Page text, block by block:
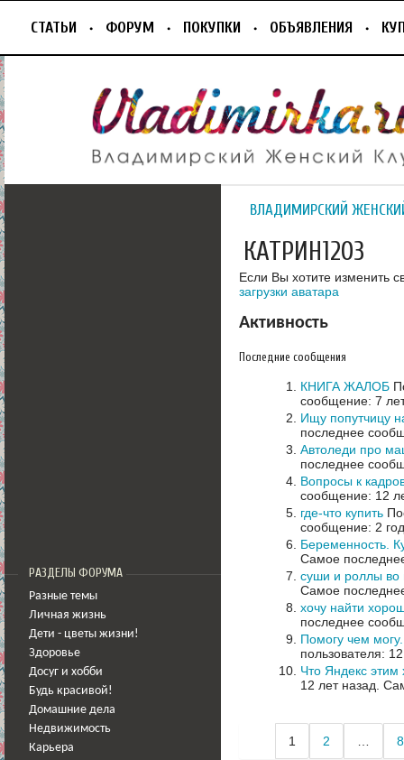
СТАТЬИ ФОРУМ ПОКУПКИ ОБЪЯВЛЕНИЯ
РАЗДЕЛЫ ФОРУМА
Разные темы
Личная жизнь
Дети - цветы жизни!
Здоровье
Досуг и хобби
Будь красивой!
Домашние дела
Недвижимость
Карьера
ВЛАДИМИРСКИЙ
КАТРИН1203
Если Вы хотите изменить
загрузки аватара
Активность
Последние сообщения
КНИГА ЖАЛОБ
сообщение: 7
Ищу попутчицу
последнее
Автоледи про
последнее
Вопросы к
сообщение: 12
где-что купить
сообщение: 2
Беременность.
Самое
суши и роллы во
Самое
хочу найти
последнее
Помогу чем
пользователя:
Что Яндекс этим
12 лет назад.
1 2 8